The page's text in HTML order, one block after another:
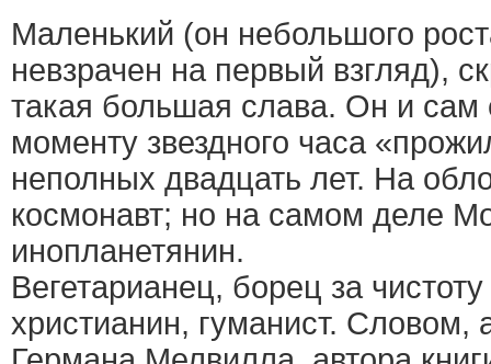
Маленький (он небольшого
невзрачен на первый взгляд),
такая большая слава. Он и сам
моменту звездного часа
неполных двадцать лет. На
космонавт; но на самом деле
инопланетянин.
Вегетарианец, борец за
христианин, гуманист. Словом,